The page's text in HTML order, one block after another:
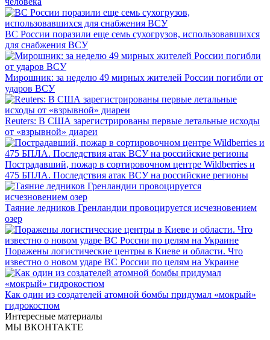
ВС России поразили еще семь сухогрузов, использовавшихся
для снабжения ВСУ
Мирошник: за неделю 49 мирных жителей России погибли от
ударов ВСУ
Reuters: В США зарегистрированы первые летальные исходы
от «взрывной» диареи
Пострадавший, пожар в сортировочном центре Wildberries и
475 БПЛА. Последствия атак ВСУ на российские регионы
Таяние ледников Гренландии провоцируется исчезновением
озер
Поражены логистические центры в Киеве и области. Что
известно о новом ударе ВС России по целям на Украине
Как один из создателей атомной бомбы придумал «мокрый»
гидрокостюм
Интересные материалы
МЫ ВКОНТАКТЕ